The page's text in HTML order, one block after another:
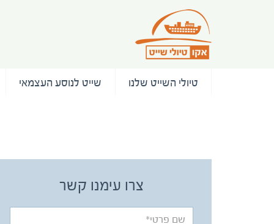
טיולי השייט שלנו שייט לנוסע העצמאי
צרו עימנו קשר